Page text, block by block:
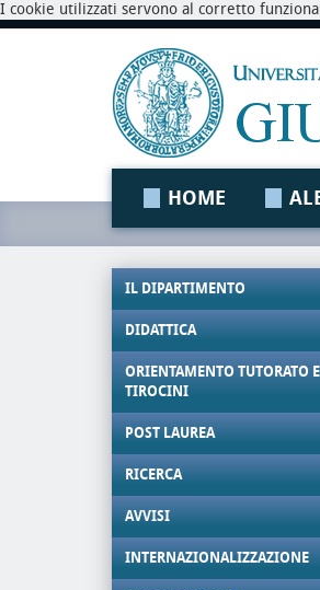
I cookie utilizzati servono al corretto
HOME
IL DIPARTIMENTO
DIDATTICA
ORIENTAMENTO TUTORATO E
TIROCINI
POST LAUREA
RICERCA
AVVISI
INTERNAZIONALIZZAZIONE